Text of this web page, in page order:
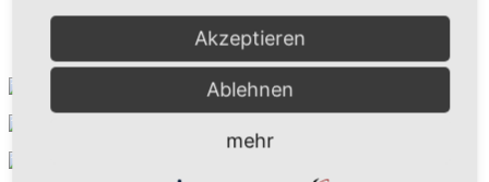
Suchen
Akzeptieren
Ablehnen
mehr